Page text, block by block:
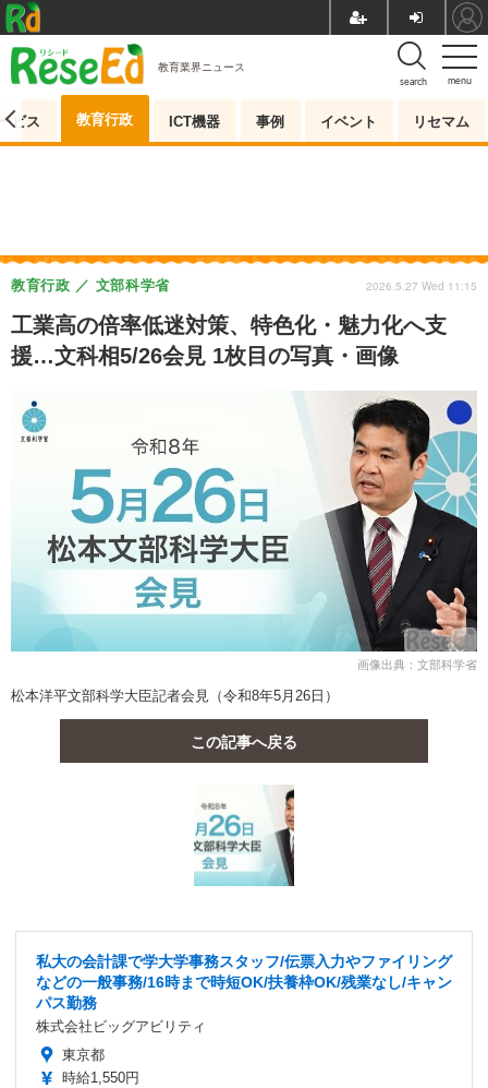
menu
search
教育業界ニュース
ビス 教育行政 ICT機器 事例 イベント リセマム
工業高の倍率低迷対策、特色化・魅力化へ支
援…文科相5/26会見 1枚目の写真・画像
教育行政 文部科学省 2026.5.27 Wed 11:15
画像出典：文部科学省
松本洋平文部科学大臣記者会見（令和8年5月26日）
この記事へ戻る
私大の会計課で学大学事務スタッフ/伝票入力やファイリング
などの一般事務/16時まで時短OK/扶養枠OK/残業なし/キャン
パス勤務
株式会社ビッグアビリティ
東京都
時給1,550円